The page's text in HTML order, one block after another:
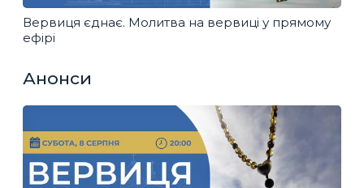
Вервиця єднає. Молитва на вервиці у прямому
ефірі
Анонси